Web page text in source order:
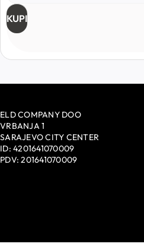
KUPI
ELD COMPANY DOO
VRBANJA 1
SARAJEVO CITY CENTER
ID: 4201641070009
PDV: 201641070009